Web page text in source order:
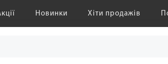
Новинки Хіти продажів